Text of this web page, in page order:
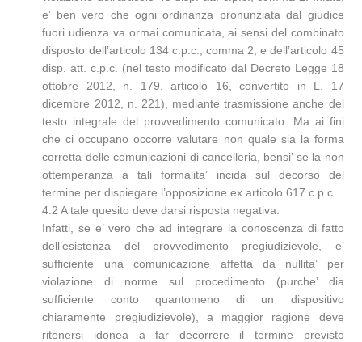
e’ ben vero che ogni ordinanza pronunziata dal giudice
fuori udienza va ormai comunicata, ai sensi del combinato
disposto dell’articolo 134 c.p.c., comma 2, e dell’articolo 45
disp. att. c.p.c. (nel testo modificato dal Decreto Legge 18
ottobre 2012, n. 179, articolo 16, convertito in L. 17
dicembre 2012, n. 221), mediante trasmissione anche del
testo integrale del provvedimento comunicato. Ma ai fini
che ci occupano occorre valutare non quale sia la forma
corretta delle comunicazioni di cancelleria, bensi’ se la non
ottemperanza a tali formalita’ incida sul decorso del
termine per dispiegare l’opposizione ex articolo 617 c.p.c..
4.2 A tale quesito deve darsi risposta negativa.
Infatti, se e’ vero che ad integrare la conoscenza di fatto
dell’esistenza del provvedimento pregiudizievole, e’
sufficiente una comunicazione affetta da nullita’ per
violazione di norme sul procedimento (purche’ dia
sufficiente conto quantomeno di un dispositivo
chiaramente pregiudizievole), a maggior ragione deve
ritenersi idonea a far decorrere il termine previsto